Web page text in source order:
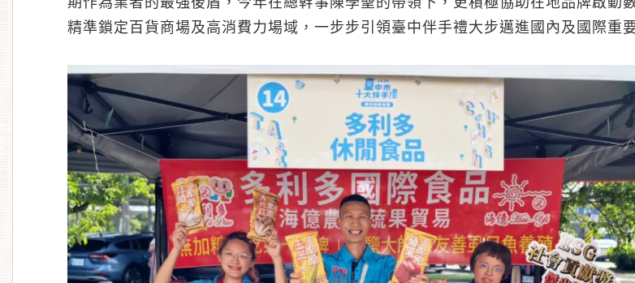
精準鎖定百貨商場及高消費力場域，一步步引領臺中伴手禮大步邁進國內及國際重